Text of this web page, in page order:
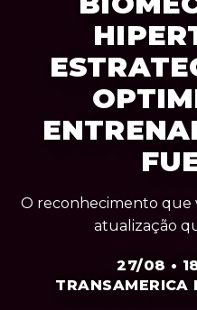
O reconhecimento que
atualização
27/08 •
TRANSAMERICA